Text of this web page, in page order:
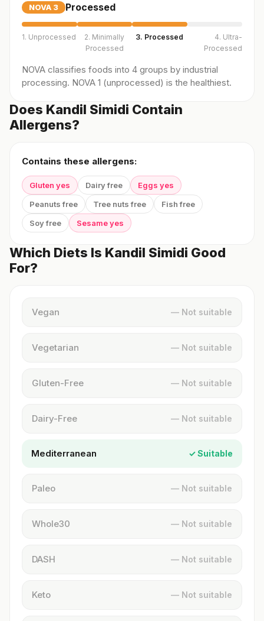
NOVA 3 Processed
1. Unprocessed
2. Minimally
Processed
3. Processed
4. Ultra-
Processed
NOVA classifies foods into 4 groups by industrial
processing. NOVA 1 (unprocessed) is the healthiest.
Does Kandil Simidi Contain
Allergens?
Contains these allergens:
Gluten yes Dairy free
Eggs yes
Peanuts free
Tree nuts free
Fish free
Soy free
Sesame yes
Which Diets Is Kandil Simidi Good
For?
Vegan — Not suitable
Vegetarian — Not suitable
Gluten-Free — Not suitable
Dairy-Free — Not suitable
Mediterranean ✓ Suitable
Paleo — Not suitable
Whole30 — Not suitable
DASH — Not suitable
Keto — Not suitable